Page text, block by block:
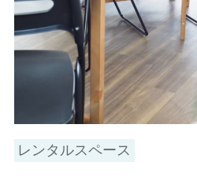
レンタルスペース